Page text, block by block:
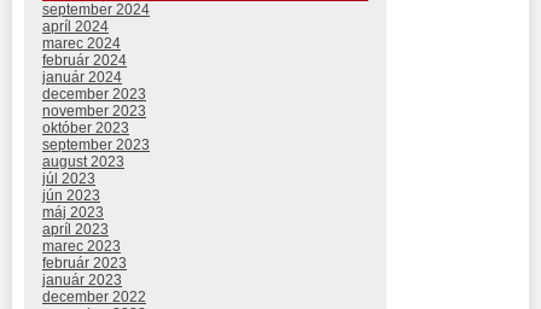
september 2024
apríl 2024
marec 2024
február 2024
január 2024
december 2023
november 2023
október 2023
september 2023
august 2023
júl 2023
jún 2023
máj 2023
apríl 2023
marec 2023
február 2023
január 2023
december 2022